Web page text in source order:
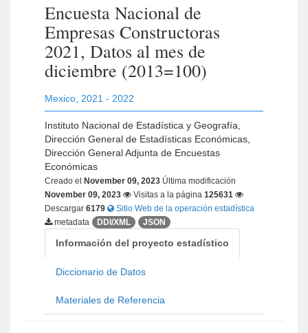
Encuesta Nacional de
Empresas Constructoras
2021, Datos al mes de
diciembre (2013=100)
Mexico 2021 - 2022
Instituto Nacional de Estadística y Geografía,
Dirección General de Estadísticas Económicas,
Dirección General Adjunta de Encuestas
Económicas
Creado el November 09, 2023 Última modificación
November 09, 2023
Visitas a la página 125631
Descargar 6179
Sitio Web de la operación estadística
metadata
DDI/XML JSON
Información del proyecto estadístico
Diccionario de Datos
Materiales de Referencia